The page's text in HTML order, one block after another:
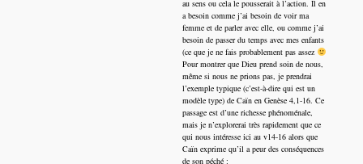
au sens ou cela le pousserait à l’action. Il en
a besoin comme j’ai besoin de voir ma
femme et de parler avec elle, ou comme j’ai
besoin de passer du temps avec mes enfants
(ce que je ne fais probablement pas assez
Pour montrer que Dieu prend soin de nous,
même si nous ne prions pas, je prendrai
l’exemple typique (c’est-à-dire qui est un
modèle type) de Caïn en Genèse 4,1-16. Ce
passage est d’une richesse phénoménale,
mais je n’explorerai très rapidement que ce
qui nous intéresse ici au v14-16 alors que
Caïn exprime qu’il a peur des conséquences
de son péché :